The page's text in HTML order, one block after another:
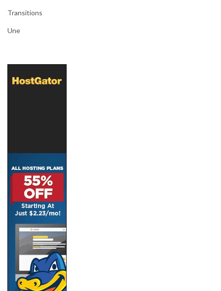
Transitions
Une